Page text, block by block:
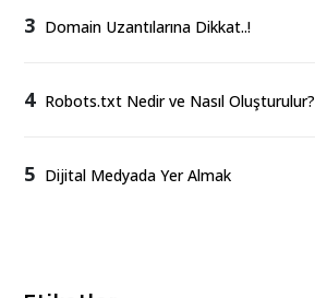
3 Domain Uzantılarına Dikkat..!
4 Robots.txt Nedir ve Nasıl Oluşturulur?
5 Dijital Medyada Yer Almak